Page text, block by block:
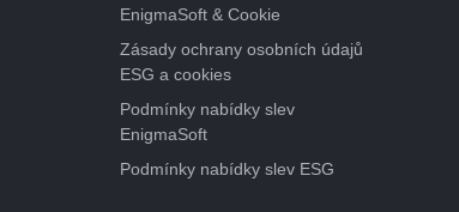
EnigmaSoft & Cookie
Zásady ochrany osobních údajů
ESG a cookies
Podmínky nabídky slev
EnigmaSoft
Podmínky nabídky slev ESG